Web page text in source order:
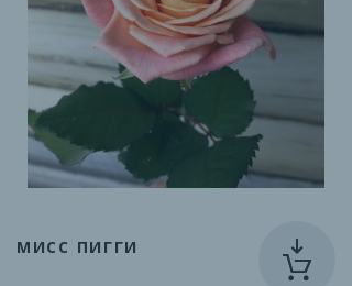
МИСС ПИГГИ